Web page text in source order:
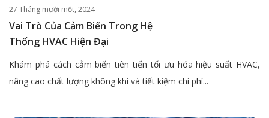
27 Tháng mười một, 2024
Vai Trò Của Cảm Biến Trong Hệ
Thống HVAC Hiện Đại
Khám phá cách cảm biến tiên tiến tối ưu hóa hiệu suất HVAC,
nâng cao chất lượng không khí và tiết kiệm chi phí...